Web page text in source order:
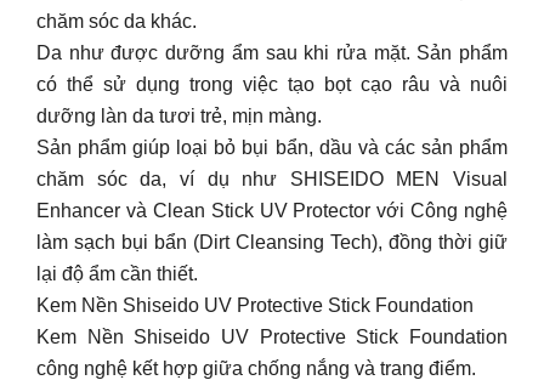
chăm sóc da khác.
Da như được dưỡng ẩm sau khi rửa mặt. Sản phẩm
có thể sử dụng trong việc tạo bọt cạo râu và nuôi
dưỡng làn da tươi trẻ, mịn màng.
Sản phẩm giúp loại bỏ bụi bẩn, dầu và các sản phẩm
chăm sóc da, ví dụ như SHISEIDO MEN Visual
Enhancer và Clean Stick UV Protector với Công nghệ
làm sạch bụi bẩn (Dirt Cleansing Tech), đồng thời giữ
lại độ ẩm cần thiết.
Kem Nền Shiseido UV Protective Stick Foundation
Kem Nền Shiseido UV Protective Stick Foundation
công nghệ kết hợp giữa chống nắng và trang điểm.